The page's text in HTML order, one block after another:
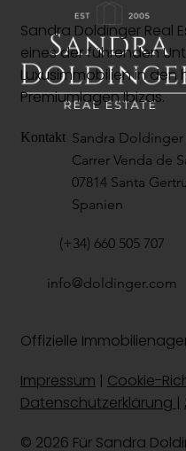
Sandra Doldinger Real
eines der führenden
Luxusimmobilien in
Premiumlagen Ibizas.
Offizielle
© 2026 Für Sandra
Kontakt Sandra Doldinger
Carrer Venda de
07814 Santa
Spanien
Impressum | Cookie-
Datenschutzerklärung |
(+34) 660 505 707
info@doldinger.com